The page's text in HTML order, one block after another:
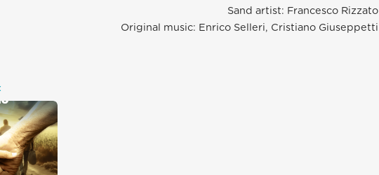
Sand artist: Francesco Rizzato
Original music: Enrico Selleri, Cristiano Giuseppetti